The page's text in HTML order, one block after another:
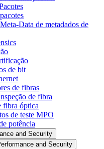
Data de metadados de
de bit
de fibras
de fibra
fibra óptica
de teste MPO
potência
and Security
and Security